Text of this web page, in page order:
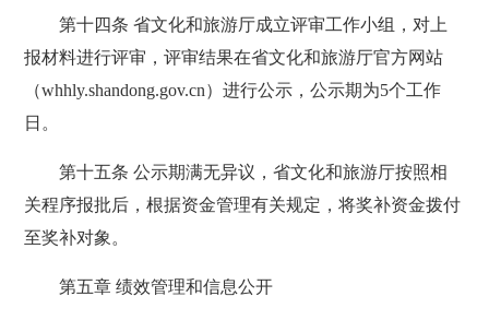
第十四条 省文化和旅游厅成立评审工作小组，对上
报材料进行评审，评审结果在省文化和旅游厅官方网站
（whhly.shandong.gov.cn）进行公示，公示期为5个工作
日。
第十五条 公示期满无异议，省文化和旅游厅按照相
关程序报批后，根据资金管理有关规定，将奖补资金拨付
至奖补对象。
第五章 绩效管理和信息公开